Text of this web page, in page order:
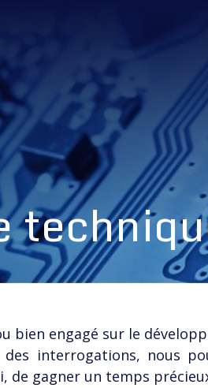
bien engagé sur le
des interrogations, nous
de gagner un temps